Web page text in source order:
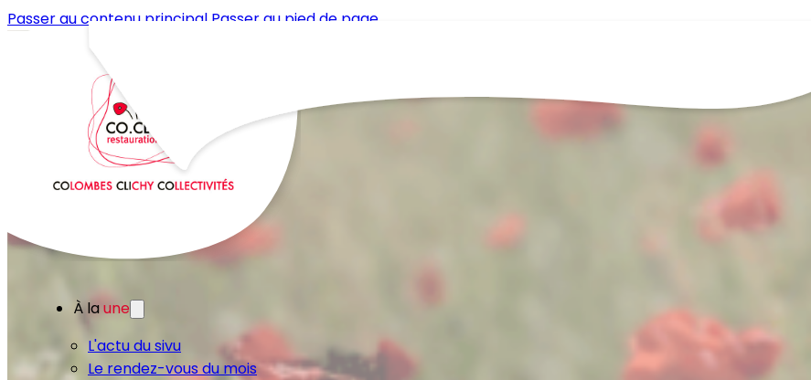
Passer au contenu principal Passer au pied de page
À laune
L'actu du sivu
Le rendez-vous du mois